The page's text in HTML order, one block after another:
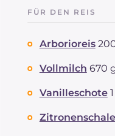
FÜR DEN REIS
Arborioreis
Vollmilch 670
Vanilleschote 1
Zitronenschale